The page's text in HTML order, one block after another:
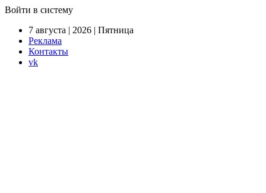
Войти в систему
7 августа | 2026 | Пятница
Реклама
Контакты
vk